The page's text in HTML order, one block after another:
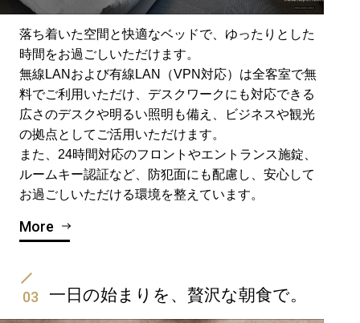
落ち着いた空間と快適なベッドで、ゆったりとした
時間をお過ごしいただけます。
無線LANおよび有線LAN（VPN対応）は全客室で無
料でご利用いただけ、デスクワークにも対応できる
広さのデスクや明るい照明も備え、ビジネスや観光
の拠点としてご活用いただけます。
また、24時間対応のフロントやエントランス施錠、
ルームキー認証など、防犯面にも配慮し、安心して
お過ごしいただける環境を整えています。
More
03 一日の始まりを、贅沢な朝食で。